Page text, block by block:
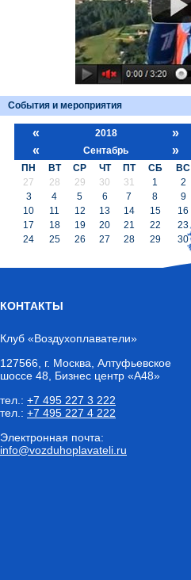
События и мероприятия
« 2018
»
«
Сентабрь »
ПН ВТ СР ЧТ ПТ СБ
ВС
27
28 29 30 31 1
2
3
4 5 6 7 8
9
10
11 12 13 14 15
16
17
18 19 20 21 22
23
24
25 26 27 28 29 30
КОНТАКТЫ
Клуб «Воздухоплаватели»
127566 г. Москва , Алтуфьевское
шоссе 48, Бизнес центр «А48»
тел.: +7 495 227 3 222
тел.: +7 495 227 4 222
Электронная почта:
info@vozduhoplavateli.ru